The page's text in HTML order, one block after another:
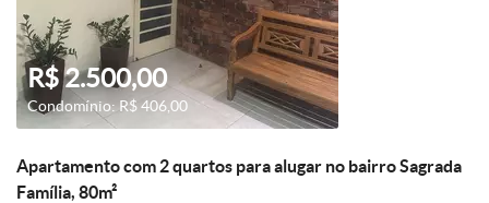
R$ 2.500,00
Condomínio: R$ 406,00
Apartamento com 2 quartos para alugar no bairro Sagrada
Família, 80m²